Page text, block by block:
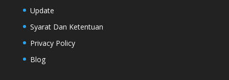
Update
Syarat Dan Ketentuan
Privacy Policy
Blog